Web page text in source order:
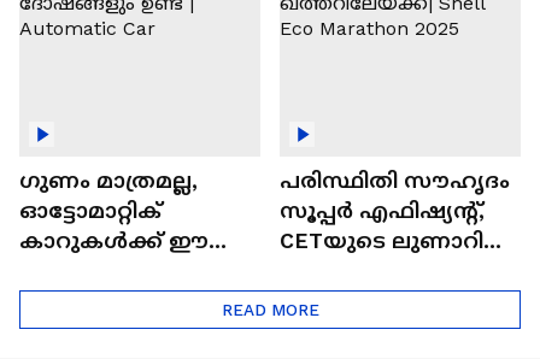
ഗുണം മാത്രമല്ല,
ഓട്ടോമാറ്റിക്
കാറുകൾക്ക് ഈ
പരിസ്ഥിതി സൗഹൃദം
സൂപ്പർ എഫിഷ്യന്റ്,
CETയുടെ ലുണാറിസ്
Eco Marathon 2025
READ MORE